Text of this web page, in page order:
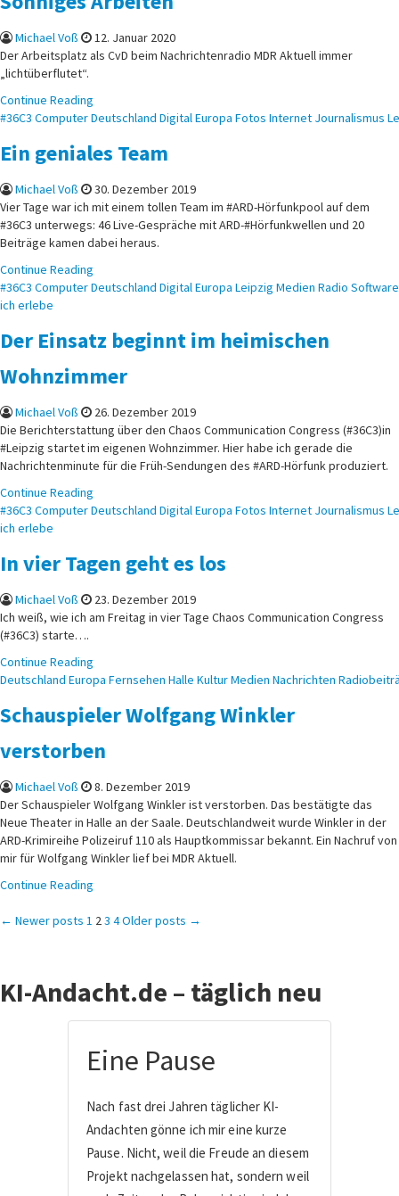
Michael Voß
12. Januar 2020
Der Arbeitsplatz als CvD beim Nachrichtenradio MDR Aktuell immer
„lichtüberflutet“.
Continue Reading
Posted
#36C3 ComputerDeutschland DigitalEuropa Fotos Internet Journalismus
Ein geniales Team
Michael Voß
30. Dezember 2019
Vier Tage war ich mit einem tollen Team im #ARD-Hörfunkpool auf dem
#36C3 unterwegs: 46 Live-Gespräche mit ARD-#Hörfunkwellen und 20
Beiträge kamen dabei heraus.
Continue Reading
Posted
in
#36C3 ComputerDeutschland DigitalEuropa Leipzig Medien Radio Software
ich erlebe
Der Einsatz beginnt im heimischen
Wohnzimmer
Michael Voß
26. Dezember 2019
Die Berichterstattung über den Chaos Communication Congress (#36C3)in
#Leipzig startet im eigenen Wohnzimmer. Hier habe ich gerade die
Nachrichtenminute für die Früh-Sendungen des #ARD-Hörfunk produziert.
Continue Reading
Posted
in
#36C3 ComputerDeutschland DigitalEuropa Fotos Internet Journalismus
ich erlebe
In vier Tagen geht es los
Michael Voß
23. Dezember 2019
Ich weiß, wie ich am Freitag in vier Tage Chaos Communication Congress
(#36C3) starte….
Continue Reading
Posted
Deutschland Europa Fernsehen Halle KulturMedien Nachrichten
Schauspieler Wolfgang Winkler
verstorben
Michael Voß
8. Dezember 2019
Der Schauspieler Wolfgang Winkler ist verstorben. Das bestätigte das
Neue Theater in Halle an der Saale. Deutschlandweit wurde Winkler in der
ARD-Krimireihe Polizeiruf 110 als Hauptkommissar bekannt. Ein Nachruf von
mir für Wolfgang Winkler lief bei MDR Aktuell.
Continue Reading
Seitennummerierung
Beiträge
← Newer posts 1 23 4Older posts →
KI-Andacht.de – täglich neu